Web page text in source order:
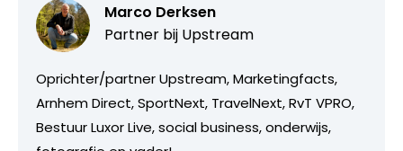
Marco Derksen
Partner bij Upstream
Oprichter/partner Upstream, Marketingfacts,
Arnhem Direct, SportNext, TravelNext, RvT VPRO,
Bestuur Luxor Live, social business, onderwijs,